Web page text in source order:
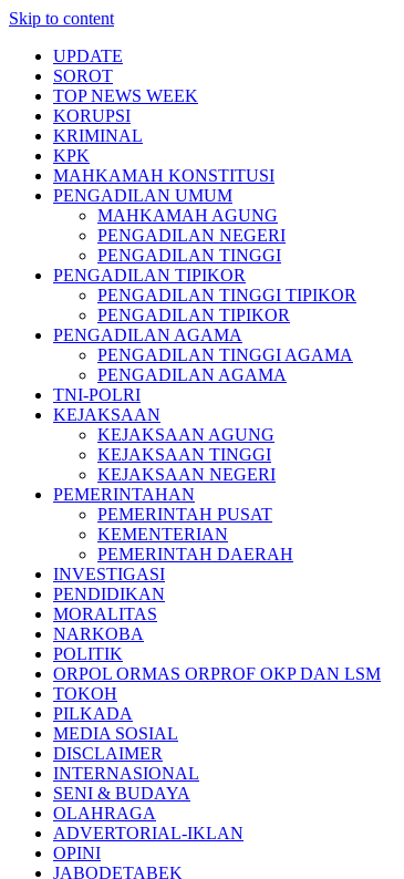
Skip to content
UPDATE
SOROT
TOP NEWS WEEK
KORUPSI
KRIMINAL
KPK
MAHKAMAH KONSTITUSI
PENGADILAN UMUM
MAHKAMAH AGUNG
PENGADILAN NEGERI
PENGADILAN TINGGI
PENGADILAN TIPIKOR
PENGADILAN TINGGI TIPIKOR
PENGADILAN TIPIKOR
PENGADILAN AGAMA
PENGADILAN TINGGI AGAMA
PENGADILAN AGAMA
TNI-POLRI
KEJAKSAAN
KEJAKSAAN AGUNG
KEJAKSAAN TINGGI
KEJAKSAAN NEGERI
PEMERINTAHAN
PEMERINTAH PUSAT
KEMENTERIAN
PEMERINTAH DAERAH
INVESTIGASI
PENDIDIKAN
MORALITAS
NARKOBA
POLITIK
ORPOL ORMAS ORPROF OKP DAN LSM
TOKOH
PILKADA
MEDIA SOSIAL
DISCLAIMER
INTERNASIONAL
SENI & BUDAYA
OLAHRAGA
ADVERTORIAL-IKLAN
OPINI
JABODETABEK